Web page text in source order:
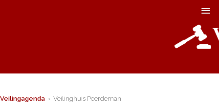
Veilingagenda › Veilinghuis Peerdeman